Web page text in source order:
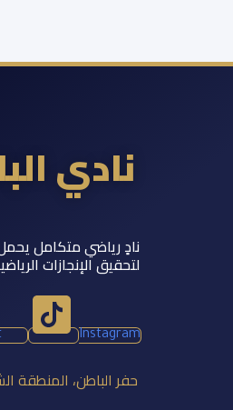
نادي
نادٍ رياضي متكامل
لتحقيق الإنجازات
Instagram
حفر الباطن، المنطقة